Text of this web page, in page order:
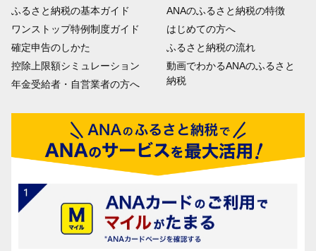
ふるさと納税の基本ガイド
ワンストップ特例制度ガイド
確定申告のしかた
控除上限額シミュレーション
年金受給者・自営業者の方へ
ANAのふるさと納税の特徴
はじめての方へ
ふるさと納税の流れ
動画でわかるANAのふるさと
納税